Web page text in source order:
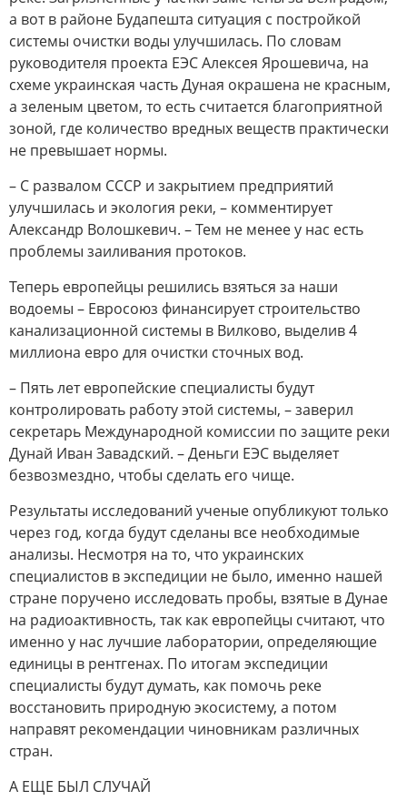
а вот в районе Будапешта ситуация с постройкой
системы очистки воды улучшилась. По словам
руководителя проекта ЕЭС Алексея Ярошевича, на
схеме украинская часть Дуная окрашена не красным,
а зеленым цветом, то есть считается благоприятной
зоной, где количество вредных веществ практически
не превышает нормы.
– С развалом СССР и закрытием предприятий
улучшилась и экология реки, – комментирует
Александр Волошкевич. – Тем не менее у нас есть
проблемы заиливания протоков.
Теперь европейцы решились взяться за наши
водоемы – Евросоюз финансирует строительство
канализационной системы в Вилково, выделив 4
миллиона евро для очистки сточных вод.
– Пять лет европейские специалисты будут
контролировать работу этой системы, – заверил
секретарь Международной комиссии по защите реки
Дунай Иван Завадский. – Деньги ЕЭС выделяет
безвозмездно, чтобы сделать его чище.
Результаты исследований ученые опубликуют только
через год, когда будут сделаны все необходимые
анализы. Несмотря на то, что украинских
специалистов в экспедиции не было, именно нашей
стране поручено исследовать пробы, взятые в Дунае
на радиоактивность, так как европейцы считают, что
именно у нас лучшие лаборатории, определяющие
единицы в рентгенах. По итогам экспедиции
специалисты будут думать, как помочь реке
восстановить природную экосистему, а потом
направят рекомендации чиновникам различных
стран.
А ЕЩЕ БЫЛ СЛУЧАЙ